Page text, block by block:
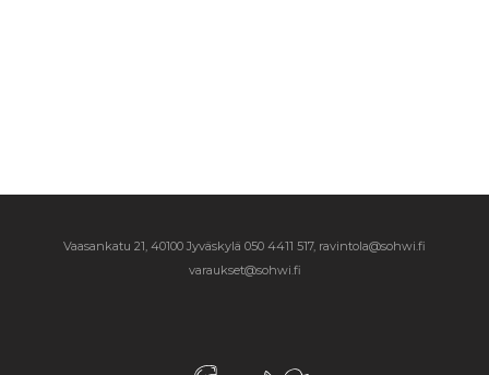
Vaasankatu 21, 40100 Jyväskylä 050 4411 517, ravintola@sohwi.fi
varaukset@sohwi.fi